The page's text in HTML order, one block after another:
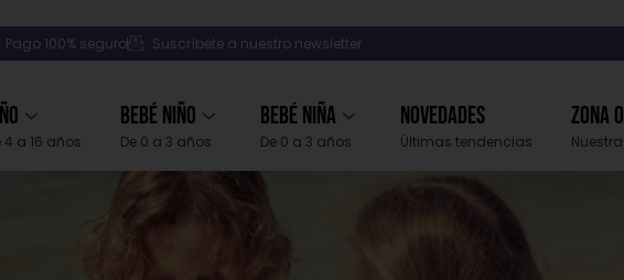
Pago 100% seguro Suscríbete a nuestro newsletter
4 a 16 años
Bebé Niño
De 0 a 3 años
Bebé Niña
De 0 a 3 años
Novedades
Últimas tendencias
Zona